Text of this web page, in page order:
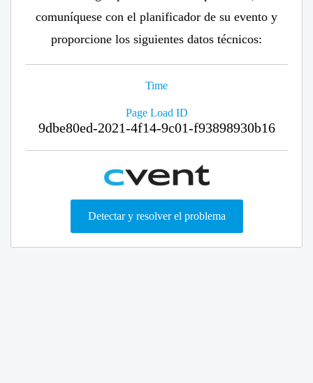
comuníquese con el planificador de su evento y
proporcione los siguientes datos técnicos:
Time
Page Load ID
9dbe80ed-2021-4f14-9c01-f93898930b16
Detectar y resolver el problema